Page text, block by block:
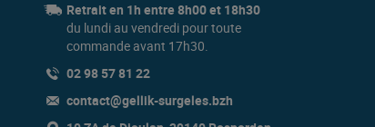
Retrait en 1h entre 8h00 et 18h30
du lundi au vendredi pour toute
commande avant 17h30.
02 98 57 81 22
contact@gellik-surgeles.bzh